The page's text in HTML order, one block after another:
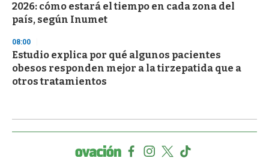
2026: cómo estará el tiempo en cada zona del
país, según Inumet
08:00
Estudio explica por qué algunos pacientes
obesos responden mejor a la tirzepatida que a
otros tratamientos